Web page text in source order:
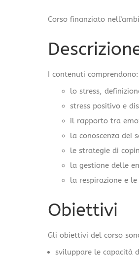
Corso finanziato
I contenuti comprendono:
lo stress,
stress positivo e
il rapporto tra
la conoscenza dei
le strategie di
la gestione delle
la respirazione e
Obiettivi
Gli obiettivi del corso
sviluppare le capacità